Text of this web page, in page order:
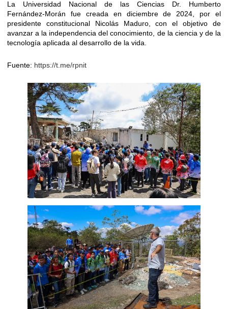
La Universidad Nacional de las Ciencias Dr. Humberto
Fernández-Morán fue creada en diciembre de 2024, por el
presidente constitucional Nicolás Maduro, con el objetivo de
avanzar a la independencia del conocimiento, de la ciencia y de la
tecnología aplicada al desarrollo de la vida.
Fuente: https://t.me/rpnit